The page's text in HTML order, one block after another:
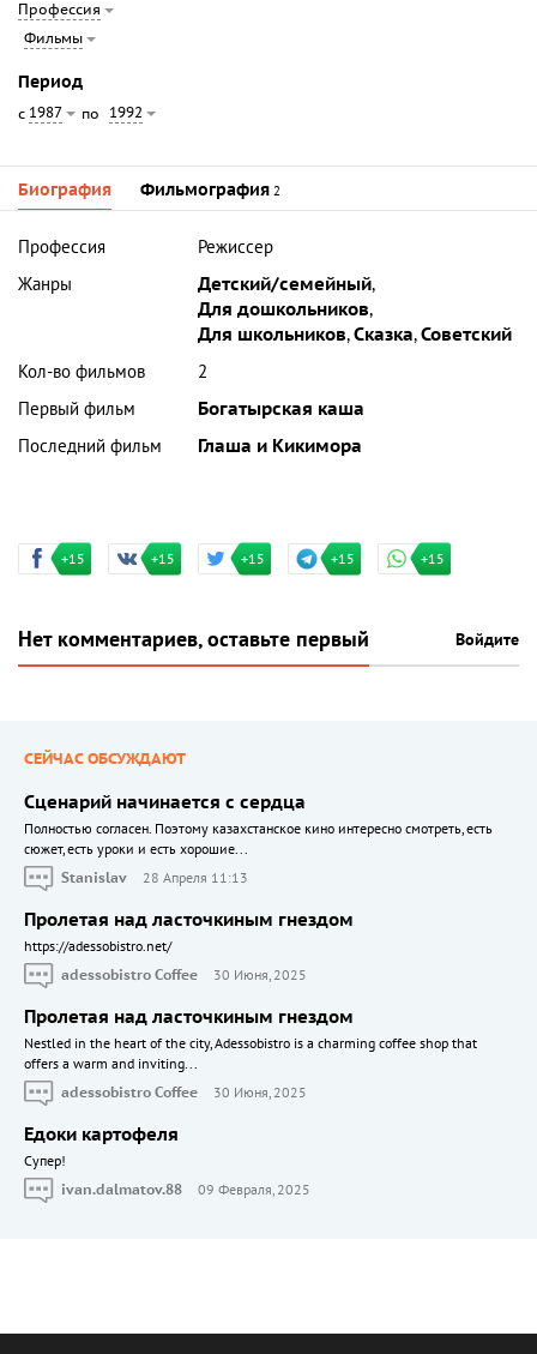
Профессия
Фильмы
Период
с 1987 по 1992
Биография Фильмография 2
Профессия
Режиссер
Жанры
Детский/семейный,
Для дошкольников,
Для школьников,Сказка,Советский
Кол-во фильмов
2
Первый фильм
Богатырская каша
Последний фильм
Глаша и Кикимора
+15 +15 +15 +15 +15
Нет комментариев, оставьте первый Войдите
СЕЙЧАС ОБСУЖДАЮТ
Сценарий начинается с сердца
Полностью согласен. Поэтому казахстанское кино интересно смотреть, есть
сюжет, есть уроки и есть хорошие...
Stanislav
28 Апреля 11:13
Пролетая над ласточкиным гнездом
https://adessobistro.net/
adessobistro Coffee
30 Июня, 2025
Пролетая над ласточкиным гнездом
Nestled in the heart of the city, Adessobistro is a charming coffee shop that
offers a warm and inviting...
adessobistro Coffee
30 Июня, 2025
Едоки картофеля
Cупер!
ivan.dalmatov.88
09 Февраля, 2025